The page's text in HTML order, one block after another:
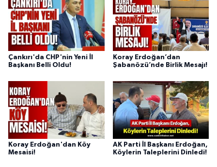
Çankırı'da CHP'nin Yeni İl
Başkanı Belli Oldu!
Koray Erdoğan’dan
Şabanözü’nde Birlik Mesajı!
Koray Erdoğan'dan Köy
Mesaisi!
AK Parti İl Başkanı Erdoğan,
Köylerin Taleplerini Dinledi!